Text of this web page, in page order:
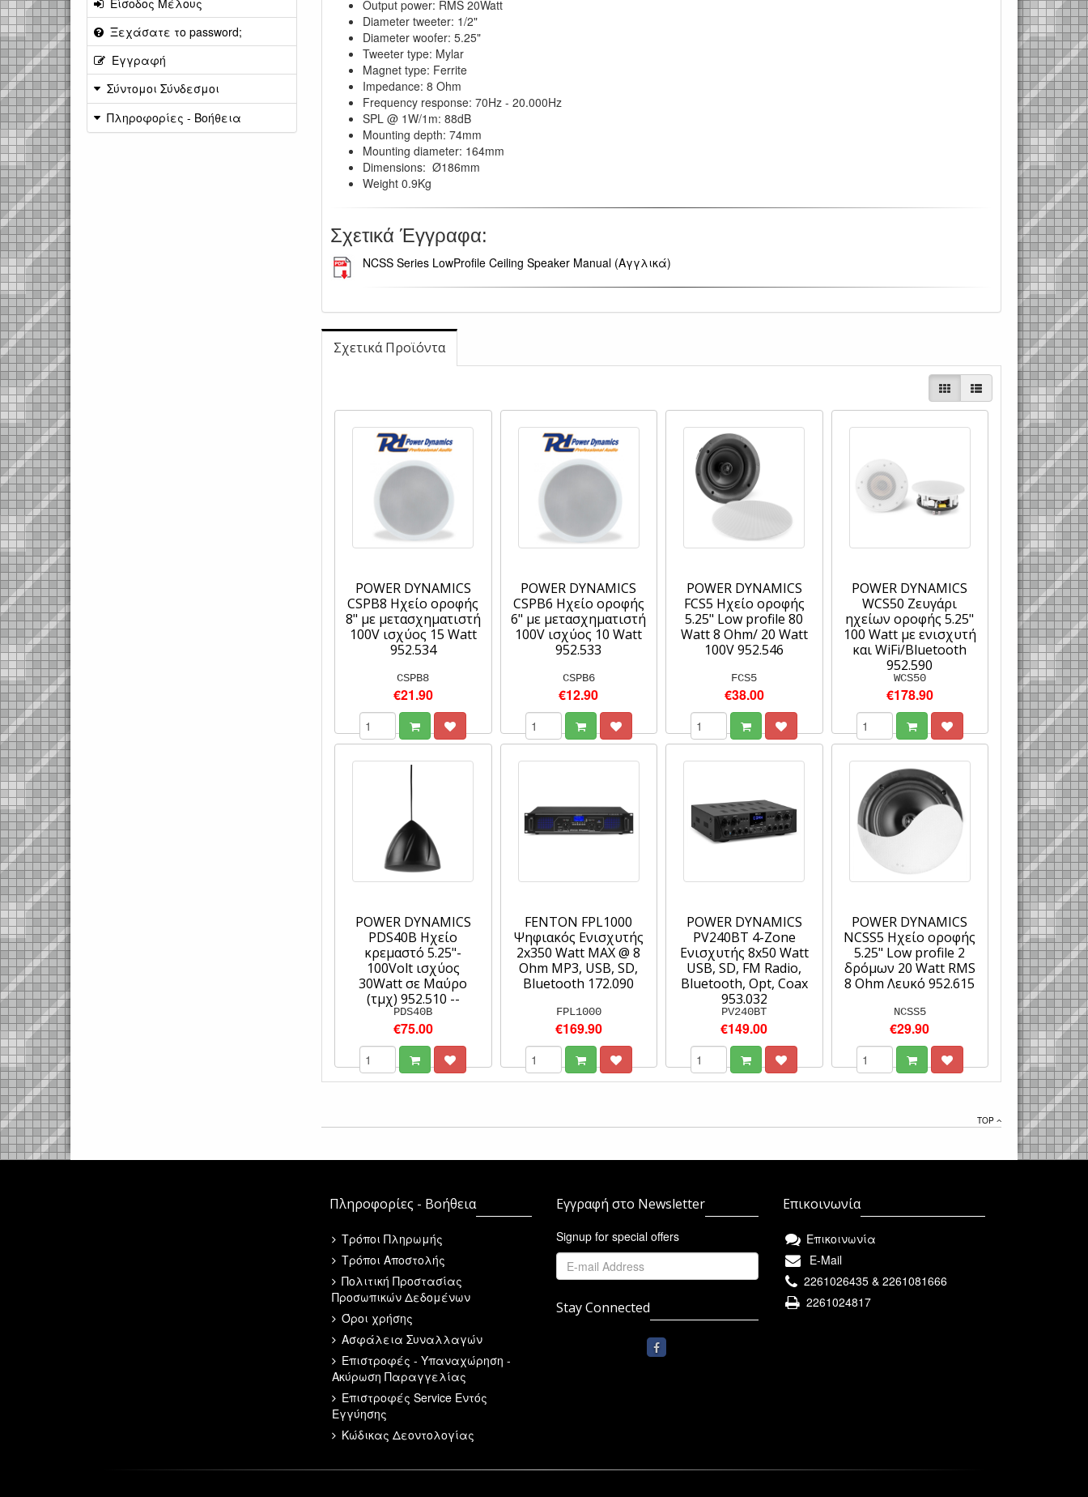
Output power: RMS 20Watt
Diameter tweeter: 1/2"
Diameter woofer: 5.25"
Tweeter type: Mylar
Magnet type: Ferrite
Impedance: 8 Ohm
Frequency response: 70Hz - 20.000Hz
SPL @ 1W/1m: 88dB
Mounting depth: 74mm
Mounting diameter: 164mm
Dimensions: Ø186mm
Weight 0.9Kg
Σχετικά Έγγραφα:
NCSS Series LowProfile Ceiling Speaker Manual (Αγγλικά)
Σχετικά Προϊόντα
POWER DYNAMICS
CSPB8 Ηχείο οροφής
8" με μετασχηματιστή
100V ισχύος 15 Watt
952.534
CSPB8
€21.90
POWER DYNAMICS
CSPB6 Ηχείο οροφής
6" με μετασχηματιστή
100V ισχύος 10 Watt
952.533
CSPB6
€12.90
POWER DYNAMICS
FCS5 Ηχείο οροφής
5.25" Low profile 80
Watt 8 Ohm/ 20 Watt
100V 952.546
FCS5
€38.00
POWER DYNAMICS
WCS50 Ζευγάρι
ηχείων οροφής 5.25"
100 Watt με ενισχυτή
και WiFi/Bluetooth
952.590
WCS50
€178.90
POWER DYNAMICS
PDS40B Ηχείο
κρεμαστό 5.25"-
100Volt ισχύος
30Watt σε Μαύρο
(τμχ) 952.510 --
PDS40B
€75.00
FENTON FPL1000
Ψηφιακός Ενισχυτής
2x350 Watt MAX @ 8
Ohm MP3, USB, SD,
Bluetooth 172.090
FPL1000
€169.90
POWER DYNAMICS
PV240BT 4-Zone
Eνισχυτής 8x50 Watt
USB, SD, FM Radio,
Bluetooth, Opt, Coax
953.032
PV240BT
€149.00
POWER DYNAMICS
NCSS5 Ηχείο οροφής
5.25" Low profile 2
δρόμων 20 Watt RMS
8 Ohm Λευκό 952.615
NCSS5
€29.90
TOP
Είσοδος Μέλους
Ξεχάσατε το password;
Εγγραφή
Σύντομοι Σύνδεσμοι
Πληροφορίες - Βοήθεια
Πληροφορίες - Βοήθεια
Τρόποι Πληρωμής
Τρόποι Αποστολής
Πολιτική Προστασίας
Προσωπικών Δεδομένων
Όροι χρήσης
Ασφάλεια Συναλλαγών
Επιστροφές - Υπαναχώρηση -
Ακύρωση Παραγγελίας
Επιστροφές Service Εντός
Εγγύησης
Κώδικας Δεοντολογίας
Εγγραφή στο Newsletter
Signup for special offers
Stay Connected
Επικοινωνία
Επικοινωνία
E-Mail
2261026435 & 2261081666
2261024817